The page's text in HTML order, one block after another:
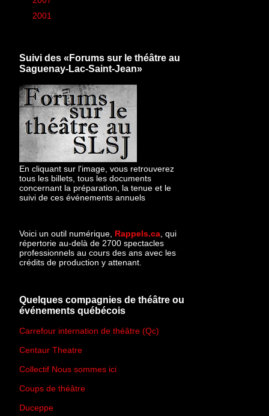
2001
Suivi des «Forums sur le théâtre au
Saguenay-Lac-Saint-Jean»
En cliquant sur l'image, vous retrouverez
tous les billets, tous les documents
concernant la préparation, la tenue et le
suivi de ces événements annuels
Voici un outil numérique, Rappels.ca , qui
répertorie au-delà de 2700 spectacles
professionnels au cours des ans avec les
crédits de production y attenant.
Quelques compagnies de théâtre ou
événements québécois
Carrefour internation de théâtre (Qc)
Centaur Theatre
Collectif Nous sommes ici
Coups de théâtre
Duceppe